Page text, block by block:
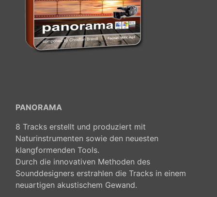
PANORAMA
8 Tracks erstellt und produziert mit
Naturinstrumenten sowie den neuesten
klangformenden Tools.
Durch die innovativen Methoden des
Sounddesigners erstrahlen die Tracks in einem
neuartigen akustischem Gewand.